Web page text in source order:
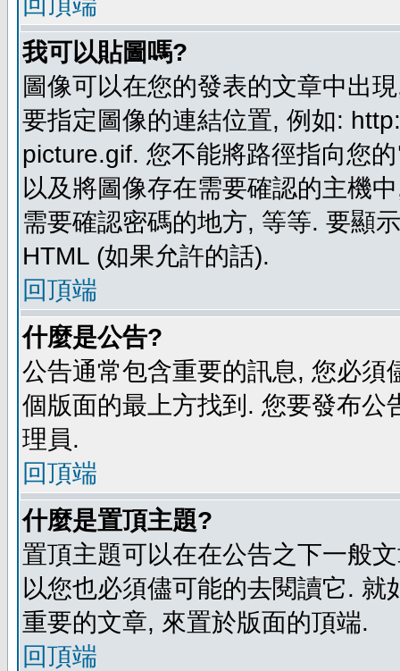
我可以貼圖嗎?
圖像可以在您的發表的文章中出
要指定圖像的連結位置, 例如:
picture.gif. 您不能將路徑指向您
以及將圖像存在需要確認的主機
需要確認密碼的地方, 等等. 要顯
HTML (如果允許的話).
回頂端
什麼是公告?
公告通常包含重要的訊息, 您必
個版面的最上方找到. 您要發布
理員.
回頂端
什麼是置頂主題?
置頂主題可以在在公告之下一般
以您也必須儘可能的去閱讀它.
重要的文章, 來置於版面的頂端.
回頂端